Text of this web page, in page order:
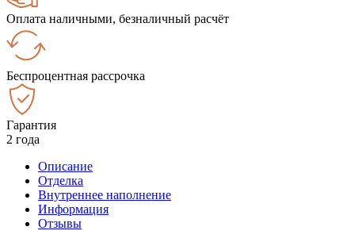
Оплата наличными, безналичный расчёт
Беспроцентная рассрочка
Гарантия
2 года
Описание
Отделка
Внутреннее наполнение
Информация
Отзывы